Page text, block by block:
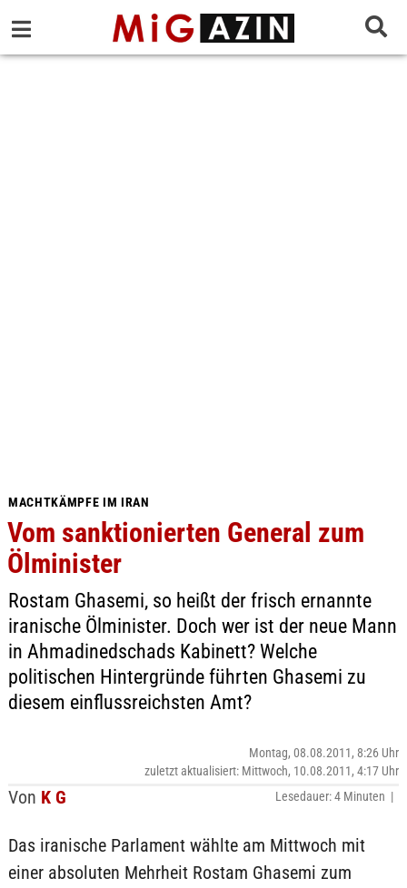
MACHTKÄMPFE IM IRAN
Vom sanktionierten General zum
Ölminister
Rostam Ghasemi, so heißt der frisch ernannte
iranische Ölminister. Doch wer ist der neue Mann
in Ahmadinedschads Kabinett? Welche
politischen Hintergründe führten Ghasemi zu
diesem einflussreichsten Amt?
Von K G
Montag, 08.08.2011, 8:26 Uhr
zuletzt aktualisiert: Mittwoch, 10.08.2011, 4:17 Uhr
Lesedauer: 4 Minuten |
Das iranische Parlament wählte am Mittwoch mit
einer absoluten Mehrheit Rostam Ghasemi zum